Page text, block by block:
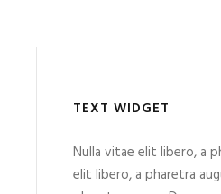
TEXT WIDGET
Nulla vitae elit libero, a
elit libero, a pharetra